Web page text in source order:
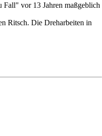
Fall" vor 13 Jahren maßgeblich
Ritsch. Die Dreharbeiten in